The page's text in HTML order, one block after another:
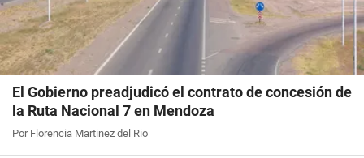
El Gobierno preadjudicó el contrato de concesión de
la Ruta Nacional 7 en Mendoza
Por Florencia Martinez del Rio